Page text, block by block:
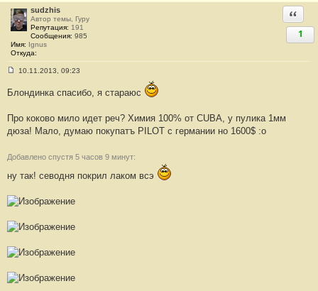
н
и
е
#
3
7
sudzhis
Автор темы, Гуру
Репутация: 191
Сообщения: 985
Имя: Ignus
Откуда:
1
о
е
н
и
#
1
8
10.11.2013, 09:23
Блондинка спасибо, я стараюс
Про коково мило идет реч? Химия 100% от CUBA, у пулика 1мм
дюза! Мало, думаю покупатъ PILOT с германии но 1600$ :о
Добавлено спустя 5 часов 9 минут:
ну так! севодня покрил лаком всэ